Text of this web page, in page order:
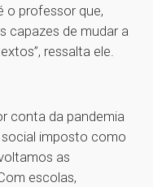
o professor que,
capazes de mudar a
ressalta ele.
conta da pandemia
imposto como
as
escolas,